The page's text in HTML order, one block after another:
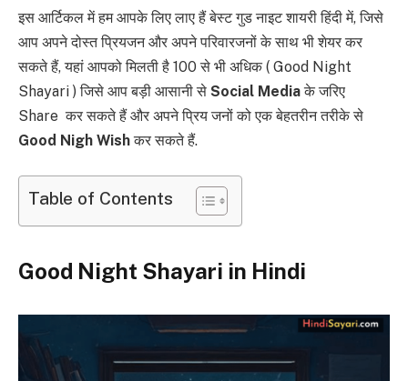
इस आर्टिकल में हम आपके लिए लाए हैं बेस्ट गुड नाइट शायरी हिंदी में, जिसे
आप अपने दोस्त प्रियजन और अपने परिवारजनों के साथ भी शेयर कर
सकते हैं, यहां आपको मिलती है 100 से भी अधिक ( Good Night
Shayari ) जिसे आप बड़ी आसानी से Social Mediaके जरिए
Share कर सकते हैं और अपने प्रिय जनों को एक बेहतरीन तरीके से
Good Nigh Wishकर सकते हैं.
Table of Contents
Good Night Shayari in Hindi